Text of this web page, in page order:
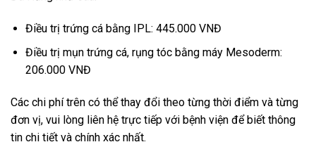
Điều trị trứng cá bằng IPL: 445.000 VNĐ
Điều trị mụn trứng cá, rụng tóc bằng máy Mesoderm:
206.000 VNĐ
Các chi phí trên có thể thay đổi theo từng thời điểm và từng
đơn vị, vui lòng liên hệ trực tiếp với bệnh viện để biết thông
tin chi tiết và chính xác nhất.